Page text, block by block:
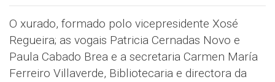
O xurado, formado polo vicepresidente Xosé
Regueira; as vogais Patricia Cernadas Novo e
Paula Cabado Brea e a secretaria Carmen María
Ferreiro Villaverde, Bibliotecaria e directora da